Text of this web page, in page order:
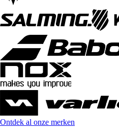
Ontdek al onze merken